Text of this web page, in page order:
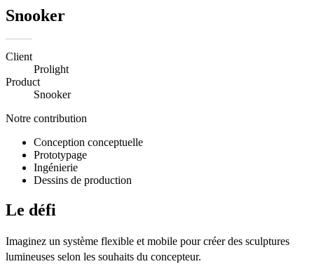
Snooker
Client
Prolight
Product
Snooker
Notre contribution
Conception conceptuelle
Prototypage
Ingénierie
Dessins de production
Le défi
Imaginez un système flexible et mobile pour créer des sculptures
lumineuses selon les souhaits du concepteur.